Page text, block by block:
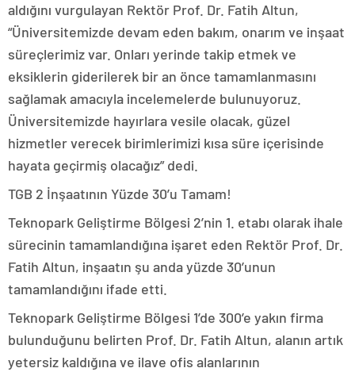
aldığını vurgulayan Rektör Prof. Dr. Fatih Altun,
“Üniversitemizde devam eden bakım, onarım ve inşaat
süreçlerimiz var. Onları yerinde takip etmek ve
eksiklerin giderilerek bir an önce tamamlanmasını
sağlamak amacıyla incelemelerde bulunuyoruz.
Üniversitemizde hayırlara vesile olacak, güzel
hizmetler verecek birimlerimizi kısa süre içerisinde
hayata geçirmiş olacağız” dedi.
TGB 2 İnşaatının Yüzde 30’u Tamam!
Teknopark Geliştirme Bölgesi 2’nin 1. etabı olarak ihale
sürecinin tamamlandığına işaret eden Rektör Prof. Dr.
Fatih Altun, inşaatın şu anda yüzde 30’unun
tamamlandığını ifade etti.
Teknopark Geliştirme Bölgesi 1’de 300’e yakın firma
bulunduğunu belirten Prof. Dr. Fatih Altun, alanın artık
yetersiz kaldığına ve ilave ofis alanlarının